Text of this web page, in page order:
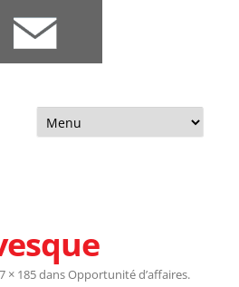
Aller
contenu
× 185dansOpportunité d’affaires.